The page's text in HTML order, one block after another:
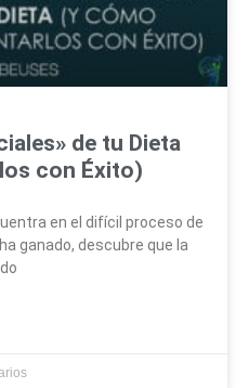
de tu Dieta
con Éxito)
en el difícil proceso de
ganado, descubre que la